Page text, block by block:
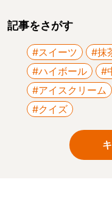
記事をさがす
#スイーツ #抹
#ハイボール
#
#アイスクリーム
#クイズ